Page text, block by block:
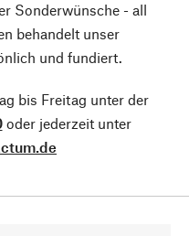
Sonderwünsche - all
behandelt unser
und fundiert.
bis Freitag unter der
oder jederzeit unter